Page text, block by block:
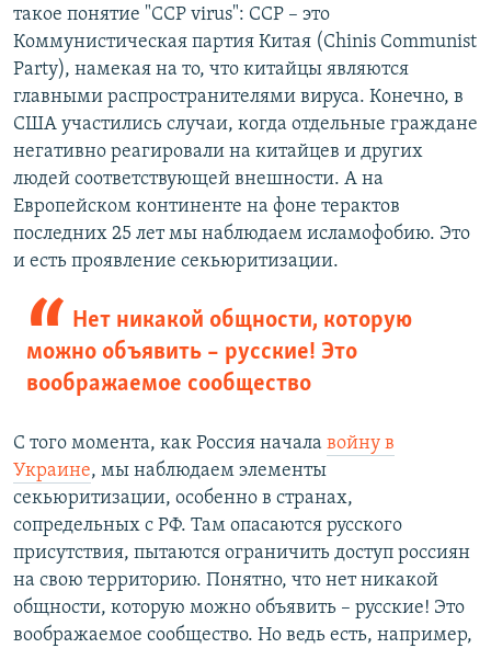
такое понятие "CCP virus": CCP – это
Коммунистическая партия Китая (Chinis Communist
Party), намекая на то, что китайцы являются
главными распространителями вируса. Конечно, в
США участились случаи, когда отдельные граждане
негативно реагировали на китайцев и других
людей соответствующей внешности. А на
Европейском континенте на фоне терактов
последних 25 лет мы наблюдаем исламофобию. Это
и есть проявление секьюритизации.
Нет никакой общности, которую
можно объявить – русские! Это
воображаемое сообщество
С того момента, как Россия начала войну в
Украине, мы наблюдаем элементы
секьюритизации, особенно в странах,
сопредельных с РФ. Там опасаются русского
присутствия, пытаются ограничить доступ россиян
на свою территорию. Понятно, что нет никакой
общности, которую можно объявить – русские! Это
воображаемое сообщество. Но ведь есть, например,